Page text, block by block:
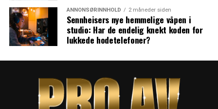
ANNONSØRINNHOLD 2 måneder siden
Sennheisers nye hemmelige våpen i
studio: Har de endelig knekt koden for
lukkede hodetelefoner?